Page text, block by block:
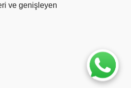
ve genişleyen